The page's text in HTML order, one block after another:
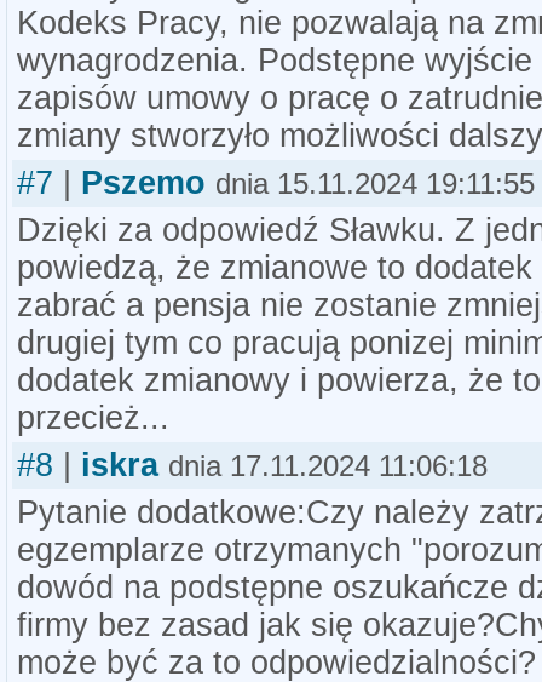
Kodeks Pracy, nie pozwalają na
wynagrodzenia. Podstępne wyjście
zapisów umowy o pracę o
zmiany stworzyło możliwości
#7
Pszemo dnia 15.11.2024 19:11:55
Dzięki za odpowiedź Sławku. Z
powiedzą, że zmianowe to
zabrać a pensja nie zostanie
drugiej tym co pracują ponizej
dodatek zmianowy i powierza, że
przecież...
#8
iskra dnia 17.11.2024 11:06:18
Pytanie dodatkowe:Czy należy
egzemplarze otrzymanych
dowód na podstępne oszukańcze
firmy bez zasad jak się
może być za to odpowiedzialności?